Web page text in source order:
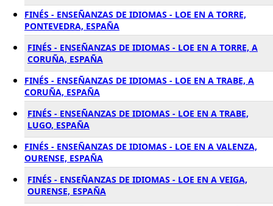
FINÉS - ENSEÑANZAS DE IDIOMAS - LOE EN A TORRE,
PONTEVEDRA, ESPAÑA
FINÉS - ENSEÑANZAS DE IDIOMAS - LOE EN A TORRE, A
CORUÑA, ESPAÑA
FINÉS - ENSEÑANZAS DE IDIOMAS - LOE EN A TRABE, A
CORUÑA, ESPAÑA
FINÉS - ENSEÑANZAS DE IDIOMAS - LOE EN A TRABE,
LUGO, ESPAÑA
FINÉS - ENSEÑANZAS DE IDIOMAS - LOE EN A VALENZA,
OURENSE, ESPAÑA
FINÉS - ENSEÑANZAS DE IDIOMAS - LOE EN A VEIGA,
OURENSE, ESPAÑA